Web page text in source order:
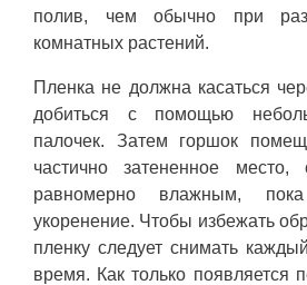
полив, чем обычно при
комнатных растений.
Пленка не должна касаться
добиться с помощью
палочек. Затем горшок
частично затененное место,
равномерно влажным,
укоренение. Чтобы избежать
пленку следует снимать
время. Как только появляется